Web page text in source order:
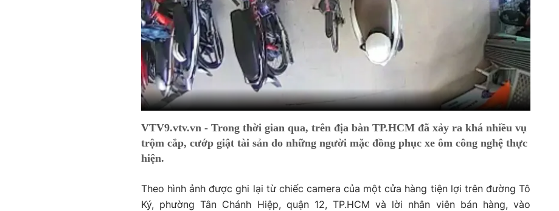
VTV9.vtv.vn - Trong thời gian qua, trên địa bàn TP.HCM đã xảy ra khá nhiều vụ
trộm cắp, cướp giật tài sản do những người mặc đồng phục xe ôm công nghệ thực
hiện.
Theo hình ảnh được ghi lại từ chiếc camera của một cửa hàng tiện lợi trên đường Tô
Ký, phường Tân Chánh Hiệp, quận 12, TP.HCM và lời nhân viên bán hàng, vào